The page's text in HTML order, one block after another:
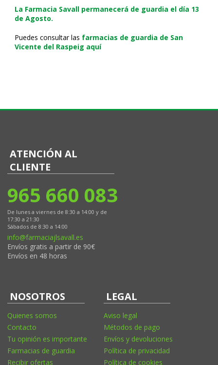
La Farmacia Savall permanecerá de guardia el día 13
de Agosto.
Puedes consultar las farmacias de guardia de San
Vicente del Raspeig aquí
ATENCIÓN AL
CLIENTE
965 660 083
De lunes a viernes de 8:30 a 14:00 y de
17:30 a 21:30
Sábados de 8:30 a 14:00
info@farmaciajlsavall.es
Envíos gratis a partir de 90€
Envíos en 48 horas
NOSOTROS
Quienes somos
Contacto
Tu opinión es importante
Farmacias de guardia
Recibir ofertas
LEGAL
Aviso legal
Métodos de pago
Envíos y devoluciones
Política de privacidad
Política de cookies